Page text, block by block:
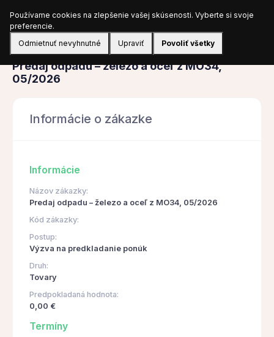
Prihlásiť sa
Obstarávanie
Predaj odpadu – železo a oceľ z MO34,
05/2026
Informácie o zákazke
Informácie
Názov zákazky:
Predaj odpadu – železo a oceľ z MO34, 05/2026
Kód zákazky:
Postup:
Výzva na predkladanie ponúk
Druh:
Tovary
Predpokladaná hodnota:
0,00 €
Termíny
Používame cookies na zlepšenie vašej skúsenosti. Vyberte si svoje
preferencie.
Odmietnuť nevyhnutné
Upraviť Povoliť všetky